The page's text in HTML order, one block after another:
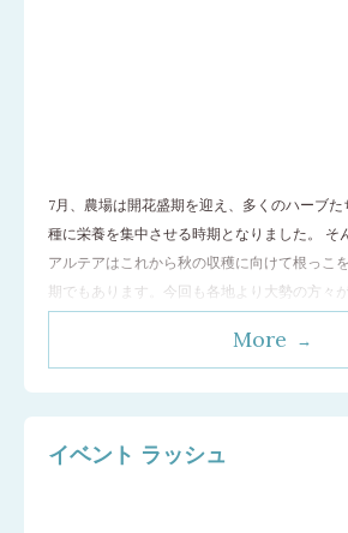
7月、農場は開花盛期を迎え、多くのハーブた
種に栄養を集中させる時期となりました。 そ
アルテアはこれから秋の収穫に向けて根っこ
期でもあります。今回も各地より大勢の方々
がとうございます！ 葉っぱは光合成のため残
More
イベント ラッシュ